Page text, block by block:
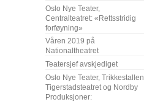
Oslo Nye Teater,
Centralteatret: «Rettsstridig
forføyning»
Våren 2019 på
Nationaltheatret
Teatersjef avskjediget
Oslo Nye Teater, Trikkestallen
Tigerstadsteatret og Nordby
Produksjoner: